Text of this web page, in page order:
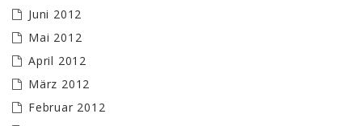
Juni 2012
Mai 2012
April 2012
März 2012
Februar 2012